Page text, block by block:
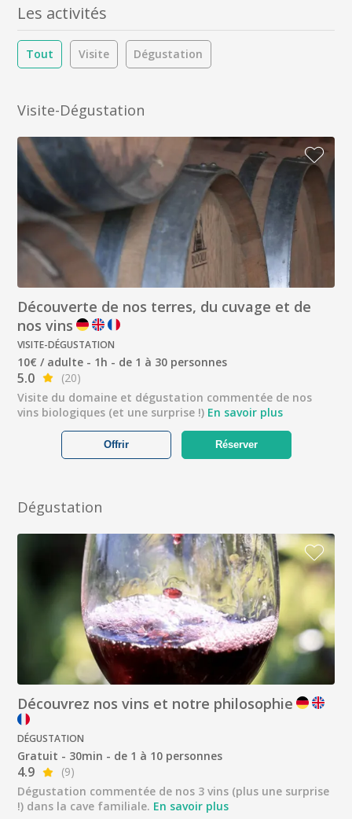
Les activités
Tout Visite Dégustation
Visite-Dégustation
Découverte de nos terres, du cuvage et de
nos vins
VISITE-DÉGUSTATION
10€ / adulte - 1h - de 1 à 30 personnes
5.0
(20)
Visite du domaine et dégustation commentée de nos
vins biologiques (et une surprise !) En savoir plus
Réserver
Offrir
Dégustation
Découvrez nos vins et notre philosophie
DÉGUSTATION
Gratuit - 30min - de 1 à 10 personnes
4.9
(9)
Dégustation commentée de nos 3 vins (plus une surprise
!) dans la cave familiale. En savoir plus